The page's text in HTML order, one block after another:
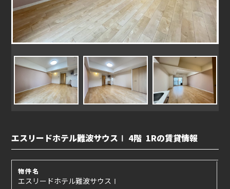
エスリードホテル難波サウスⅠ 4階 1Rの賃貸情報
物件名
エスリードホテル難波サウスⅠ